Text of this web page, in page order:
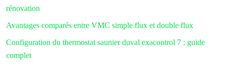
rénovation
Avantages comparés entre VMC simple flux et double flux
Configuration du thermostat saunier duval exacontrol 7 : guide
complet